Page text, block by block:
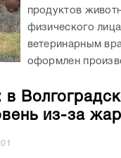
продуктов
физического
ветеринарным
оформлен
в
из-за